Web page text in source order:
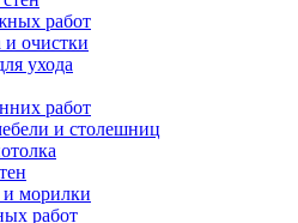
работ
и очистки
ухода
работ
и столешниц
морилки
работ